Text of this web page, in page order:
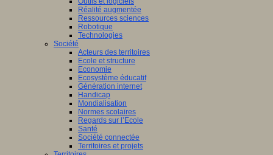
Réalité augmentée
Ressources sciences
Robotique
Technologies
Société
Acteurs des territoires
Ecole et structure
Economie
Ecosystème éducatif
Génération internet
Handicap
Mondialisation
Normes scolaires
Regards sur l’Ecole
Santé
Société connectée
Territoires et projets